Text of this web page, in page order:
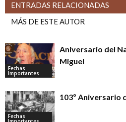
ENTRADAS RELACIONADAS
MÁS DE ESTE AUTOR
Fechas
Importantes
Aniversario del
Miguel
Fechas
103º Aniversario